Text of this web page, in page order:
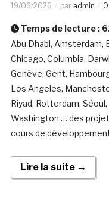
19/06/2026 par admin
Temps de lecture :
Abu Dhabi, Amsterdam,
Chicago, Columbia,
Genève, Gent,
Los Angeles,
Riyad, Rotterdam,
Washington … des
cours de
Lire la suite →